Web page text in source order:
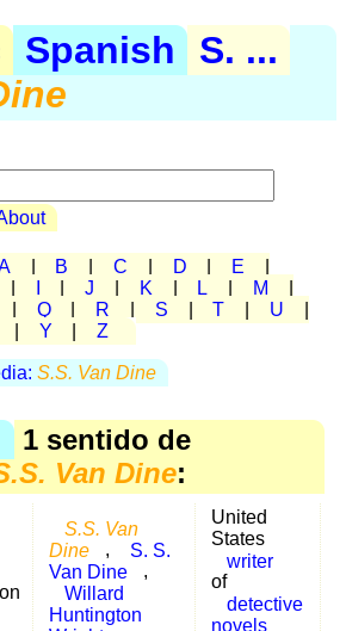
Spanish
S. ...
B C D E
J K L M
Q R S T U
Y Z
S.S. Van Dine
1 sentido de
Van Dine:
S.S. Van
Dine
,
S. S.
Van Dine
,
Willard
Huntington
United
States
writer
of
detective
novels